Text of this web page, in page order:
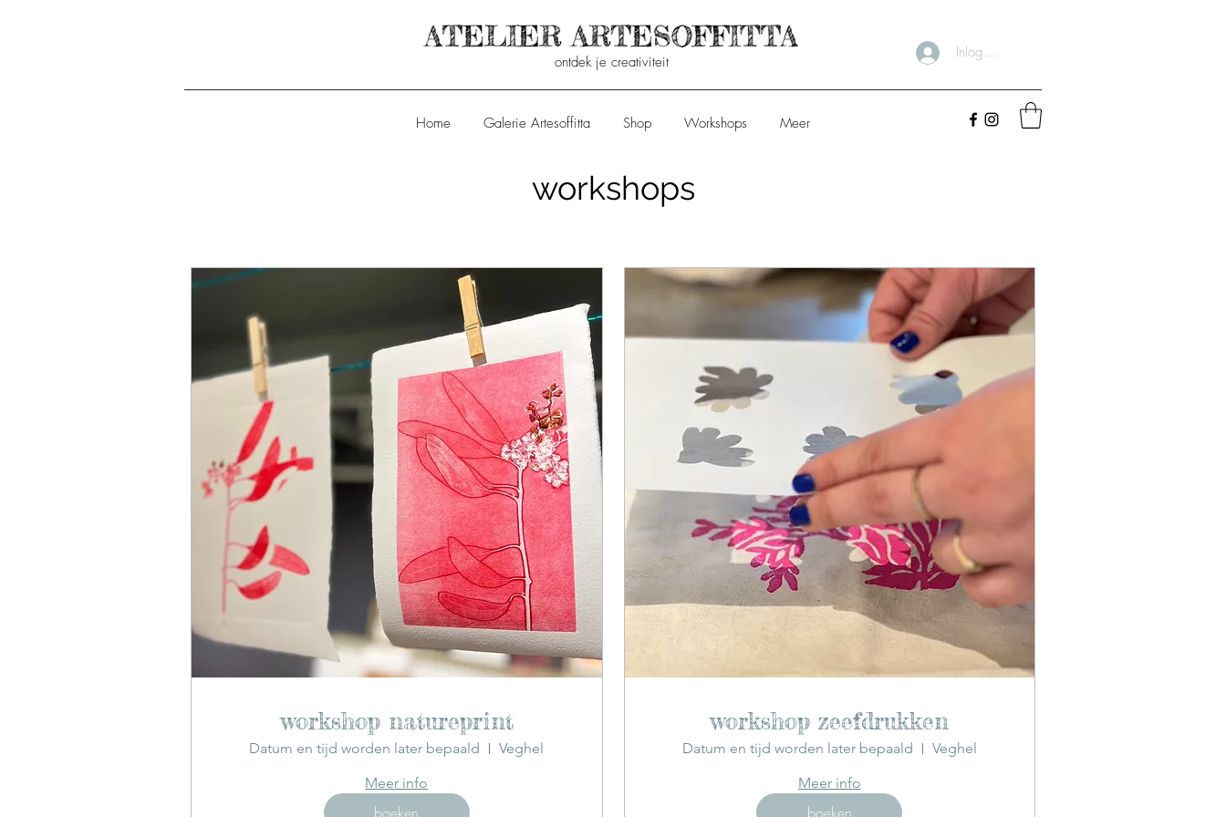
ontdek je creativiteit
Inloggen
Home Galerie Artesoffitta Shop Workshops Meer
workshops
workshop natureprint
Datum en tijd worden later bepaald
Veghel
Meer info
boeken
workshop zeefdrukken
Datum en tijd worden later bepaald
Veghel
Meer info
boeken